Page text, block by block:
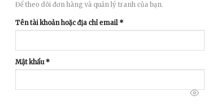
Để theo dõi đơn hàng và quản lý tranh của bạn.
Tên tài khoản hoặc địa chỉ email*
Mật khẩu*